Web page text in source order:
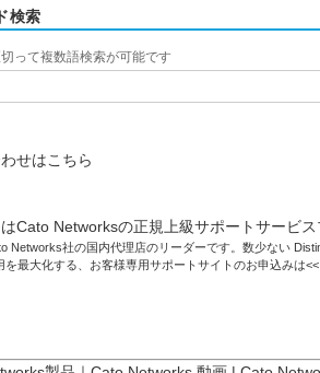
検索
って複数語検索が可能です
Networks社の国内代理店のリーダーです。数少ない
を最大化する、お客様専用サポートサイトのお申込みは<<